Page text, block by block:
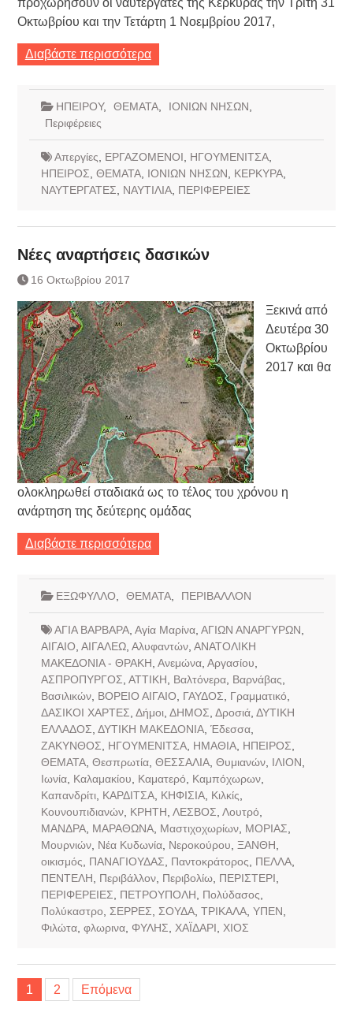
προχωρήσουν οι ναυτεργάτες της Κέρκυρας την Τρίτη 31
Οκτωβρίου και την Τετάρτη 1 Νοεμβρίου 2017,
Διαβάστε περισσότερα
ΗΠΕΙΡΟΥ, ΘΕΜΑΤΑ, ΙΟΝΙΩΝ ΝΗΣΩΝ
Περιφέρειες
Απεργίες ΕΡΓΑΖΟΜΕΝΟΙ ΗΓΟΥΜΕΝΙΤΣΑ,
ΗΠΕΙΡΟΣ ΘΕΜΑΤΑ, ΙΟΝΙΩΝ ΝΗΣΩΝ ΚΕΡΚΥΡΑ,
ΝΑΥΤΕΡΓΑΤΕΣ
ΝΑΥΤΙΛΙΑ, ΠΕΡΙΦΕΡΕΙΕΣ
Νέες αναρτήσεις δασικών
16 Οκτωβρίου 2017
Ξεκινά από
Δευτέρα 30
Οκτωβρίου
2017 και θα
ολοκληρωθεί σταδιακά ως το τέλος του χρόνου η
ανάρτηση της δεύτερης ομάδας
Διαβάστε περισσότερα
ΕΞΩΦΥΛΛΟ ΘΕΜΑΤΑ, ΠΕΡΙΒΑΛΛΟΝ
ΑΓΙΑ ΒΑΡΒΑΡΑ, Αγία Μαρίνα, ΑΓΙΩΝ ΑΝΑΡΓΥΡΩΝ
ΑΙΓΑΙΟ ΑΙΓΑΛΕΩ, Αλυφαντών, ΑΝΑΤΟΛΙΚΗ
ΜΑΚΕΔΟΝΙΑ - ΘΡΑΚΗ Ανεμώνα, Αργασίου
ΑΣΠΡΟΠΥΡΓΟΣ ΑΤΤΙΚΗ Βαλτόνερα, Βαρνάβας
Βασιλικών, ΒΟΡΕΙΟ ΑΙΓΑΙΟ ΓΑΥΔΟΣ Γραμματικό
ΔΑΣΙΚΟΙ ΧΑΡΤΕΣ Δήμοι, ΔΗΜΟΣ Δροσιά, ΔΥΤΙΚΗ
ΕΛΛΑΔΟΣ ΔΥΤΙΚΗ ΜΑΚΕΔΟΝΙΑ, Έδεσσα,
ΖΑΚΥΝΘΟΣ
ΗΓΟΥΜΕΝΙΤΣΑ, ΗΜΑΘΙΑ, ΗΠΕΙΡΟΣ
ΘΕΜΑΤΑ, Θεσπρωτία, ΘΕΣΣΑΛΙΑ, Θυμιανών, ΙΛΙΟΝ
Ιωνία, Καλαμακίου Καματερό Καμπόχωρων,
Καπανδρίτι, ΚΑΡΔΙΤΣΑ, ΚΗΦΙΣΙΑ, Κιλκίς
Κουνουπιδιανών, ΚΡΗΤΗ ΛΕΣΒΟΣ Λουτρό
ΜΑΝΔΡΑ, ΜΑΡΑΘΩΝΑ, Μαστιχοχωρίων, ΜΟΡΙΑΣ
Μουρνιών, Νέα Κυδωνία, Νεροκούρου ΞΑΝΘΗ
οικισμός
ΠΑΝΑΓΙΟΥΔΑΣ Παντοκράτορος ΠΕΛΛΑ,
ΠΕΝΤΕΛΗ
Περιβάλλον, Περιβολίω, ΠΕΡΙΣΤΕΡΙ
ΠΕΡΙΦΕΡΕΙΕΣ
ΠΕΤΡΟΥΠΟΛΗ Πολύδασος
Πολύκαστρο
ΣΕΡΡΕΣ ΣΟΥΔΑ, ΤΡΙΚΑΛΑ, ΥΠΕΝ
Φιλώτα, φλωρινα, ΦΥΛΗΣ ΧΑΪΔΑΡΙ ΧΙΟΣ
Σελιδοποίηση
άρθρων
1 2 Επόμενα